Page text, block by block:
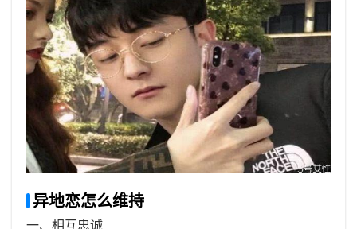
异地恋怎么维持
一、相互忠诚